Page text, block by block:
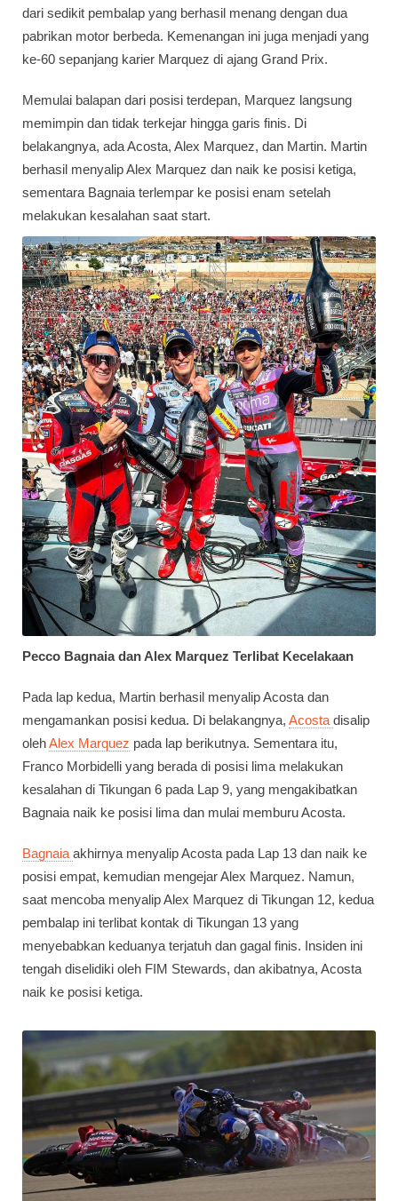
dari sedikit pembalap yang berhasil menang dengan dua
pabrikan motor berbeda. Kemenangan ini juga menjadi yang
ke-60 sepanjang karier Marquez di ajang Grand Prix.
Memulai balapan dari posisi terdepan, Marquez langsung
memimpin dan tidak terkejar hingga garis finis. Di
belakangnya, ada Acosta, Alex Marquez, dan Martin. Martin
berhasil menyalip Alex Marquez dan naik ke posisi ketiga,
sementara Bagnaia terlempar ke posisi enam setelah
melakukan kesalahan saat start.
Pecco Bagnaia dan Alex Marquez Terlibat Kecelakaan
Pada lap kedua, Martin berhasil menyalip Acosta dan
mengamankan posisi kedua. Di belakangnya, Acosta disalip
olehAlex Marquez pada lap berikutnya. Sementara itu,
Franco Morbidelli yang berada di posisi lima melakukan
kesalahan di Tikungan 6 pada Lap 9, yang mengakibatkan
Bagnaia naik ke posisi lima dan mulai memburu Acosta.
Bagnaia akhirnya menyalip Acosta pada Lap 13 dan naik ke
posisi empat, kemudian mengejar Alex Marquez. Namun,
saat mencoba menyalip Alex Marquez di Tikungan 12, kedua
pembalap ini terlibat kontak di Tikungan 13 yang
menyebabkan keduanya terjatuh dan gagal finis. Insiden ini
tengah diselidiki oleh FIM Stewards, dan akibatnya, Acosta
naik ke posisi ketiga.